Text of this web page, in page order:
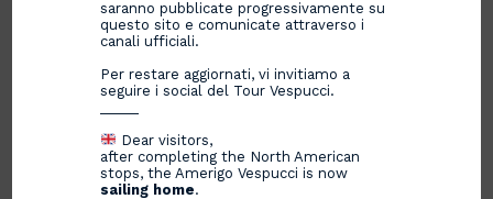
saranno pubblicate progressivamente su
questo sito e comunicate attraverso i
canali ufficiali.
Per restare aggiornati, vi invitiamo a
seguire i social del Tour Vespucci.
Dear visitors,
after completing the North American
stops, the Amerigo Vespucci is now
sailing home.